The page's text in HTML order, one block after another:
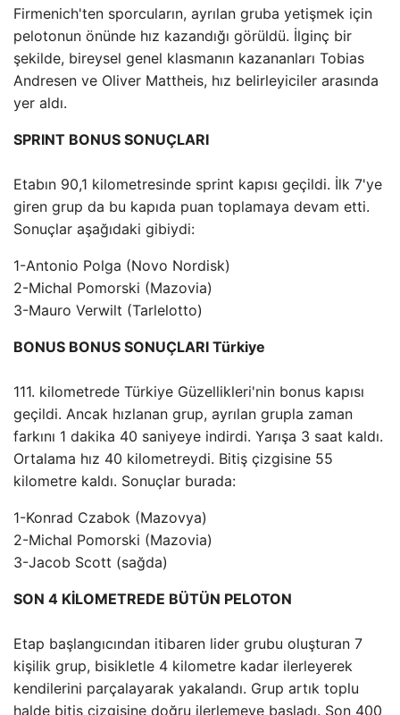
Firmenich'ten sporcuların, ayrılan gruba yetişmek için
pelotonun önünde hız kazandığı görüldü. İlginç bir
şekilde, bireysel genel klasmanın kazananları Tobias
Andresen ve Oliver Mattheis, hız belirleyiciler arasında
yer aldı.
SPRINT BONUS SONUÇLARI
Etabın 90,1 kilometresinde sprint kapısı geçildi. İlk 7'ye
giren grup da bu kapıda puan toplamaya devam etti.
Sonuçlar aşağıdaki gibiydi:
1-Antonio Polga (Novo Nordisk)
2-Michal Pomorski (Mazovia)
3-Mauro Verwilt (Tarlelotto)
BONUS BONUS SONUÇLARI Türkiye
111. kilometrede Türkiye Güzellikleri'nin bonus kapısı
geçildi. Ancak hızlanan grup, ayrılan grupla zaman
farkını 1 dakika 40 saniyeye indirdi. Yarışa 3 saat kaldı.
Ortalama hız 40 kilometreydi. Bitiş çizgisine 55
kilometre kaldı. Sonuçlar burada:
1-Konrad Czabok (Mazovya)
2-Michal Pomorski (Mazovia)
3-Jacob Scott (sağda)
SON 4 KİLOMETREDE BÜTÜN PELOTON
Etap başlangıcından itibaren lider grubu oluşturan 7
kişilik grup, bisikletle 4 kilometre kadar ilerleyerek
kendilerini parçalayarak yakalandı. Grup artık toplu
halde bitiş çizgisine doğru ilerlemeye başladı. Son 400